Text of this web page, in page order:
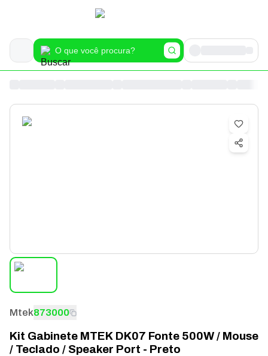
Mtek873000
Kit Gabinete MTEK DK07 Fonte 500W / Mouse
/ Teclado / Speaker Port - Preto